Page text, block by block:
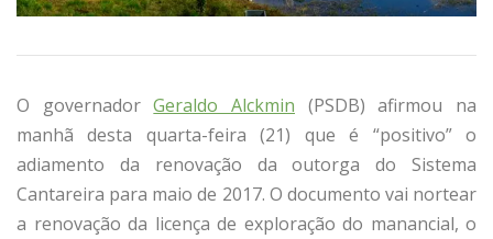
O governadorGeraldo Alckmin (PSDB) afirmou na
manhã desta quarta-feira (21) que é “positivo” o
adiamento da renovação da outorga do Sistema
Cantareira para maio de 2017. O documento vai nortear
a renovação da licença de exploração do manancial, o